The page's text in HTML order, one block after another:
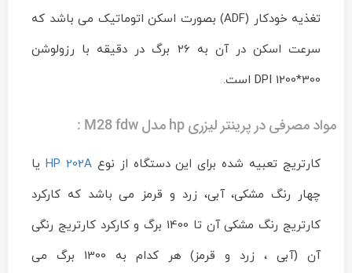
تغذیه خودکار (ADF) بصورت اسکن اتوماتیک می باشد که
سرعت اسکن در آن به 26 برگ در دقیقه با رزولوشن
300*1200 DPI است.
مواد مصرفی در پرینتر لیزری hp مدل M28 fdw :
کارتریج تعبیه شده برای این دستگاه از نوع HP 202A یا
چهار رنگ مشکی، آبی، زرد و قرمز می باشد که کارکرد
کارتریج رنگ مشکی آن تا 1400 برگ و کارکرد کارتریج رنگی
آن (آبی ، زرد و قرمز) هر کدام به 1300 برگ می